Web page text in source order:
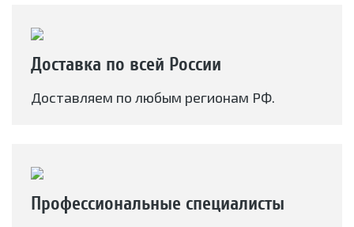
Доставка по всей России
Доставляем по любым регионам РФ.
Профессиональные специалисты